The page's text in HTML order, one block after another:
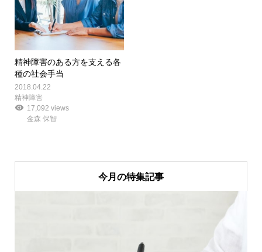
精神障害のある方を支える各
種の社会手当
2018.04.22
精神障害
17,092 views
金森 保智
今月の特集記事